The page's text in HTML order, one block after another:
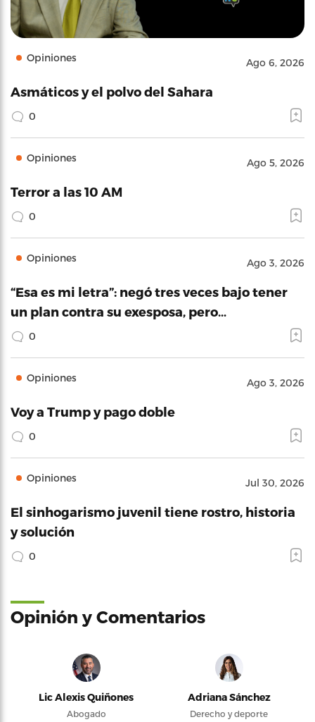
Opiniones Ago 6, 2026
Asmáticos y el polvo del Sahara
0
Opiniones Ago 5, 2026
Terror a las 10 AM
0
Opiniones Ago 3, 2026
“Esa es mi letra”: negó tres veces bajo tener
un plan contra su exesposa, pero…
0
Opiniones Ago 3, 2026
Voy a Trump y pago doble
0
Opiniones Jul 30, 2026
El sinhogarismo juvenil tiene rostro, historia
y solución
0
Opinión y Comentarios
Lic Alexis Quiñones
Abogado
Adriana Sánchez
Derecho y deporte